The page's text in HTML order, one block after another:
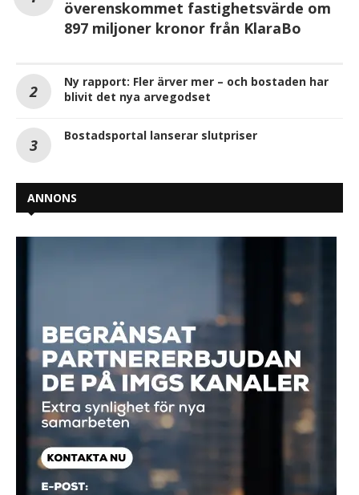
överenskommet fastighetsvärde om
897 miljoner kronor från KlaraBo
Ny rapport: Fler ärver mer – och bostaden har
blivit det nya arvegodset
Bostadsportal lanserar slutpriser
ANNONS